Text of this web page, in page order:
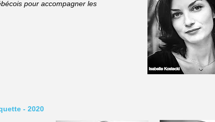
pour accompagner les
- 2020